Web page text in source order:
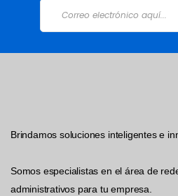
Brindamos soluciones inteligentes e
Somos especialistas en el área de
administrativos para tu empresa.